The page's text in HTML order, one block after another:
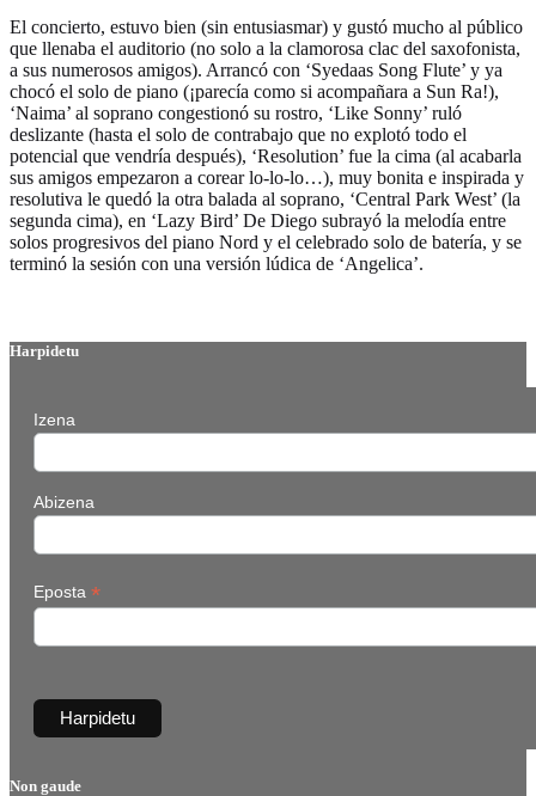
El concierto, estuvo bien (sin entusiasmar) y gustó mucho al público
que llenaba el auditorio (no solo a la clamorosa clac del saxofonista,
a sus numerosos amigos). Arrancó con ‘Syedaas Song Flute’ y ya
chocó el solo de piano (¡parecía como si acompañara a Sun Ra!),
‘Naima’ al soprano congestionó su rostro, ‘Like Sonny’ ruló
deslizante (hasta el solo de contrabajo que no explotó todo el
potencial que vendría después), ‘Resolution’ fue la cima (al acabarla
sus amigos empezaron a corear lo-lo-lo…), muy bonita e inspirada y
resolutiva le quedó la otra balada al soprano, ‘Central Park West’ (la
segunda cima), en ‘Lazy Bird’ De Diego subrayó la melodía entre
solos progresivos del piano Nord y el celebrado solo de batería, y se
terminó la sesión con una versión lúdica de ‘Angelica’.
Harpidetu
Izena
Abizena
Eposta *
Non gaude